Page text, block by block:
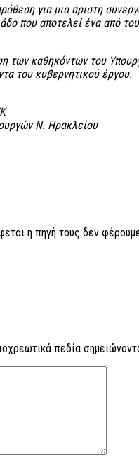
για μια άριστη
που αποτελεί ένα από
των καθηκόντων του
του κυβερνητικού έργου.
Ν. Ηρακλείου
η πηγή τους δεν
πεδία